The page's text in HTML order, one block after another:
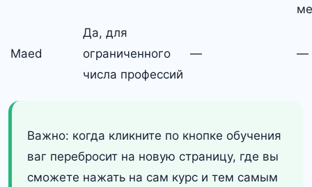
Maed
Да, для
ограниченного
числа профессий
— —
Важно: когда кликните по кнопке обучения
ваг перебросит на новую страницу, где вы
сможете нажать на сам курс и тем самым